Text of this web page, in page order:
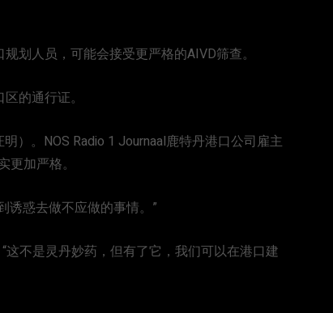
划人员，可能会接受更严格的AIVD筛查。
的通行证。
）。NOS Radio 1 Journaal鹿特丹港口公司雇主
加严格。
诱惑去做不应做的事情。”
不是灵丹妙药，但有了它，我们可以在港口建